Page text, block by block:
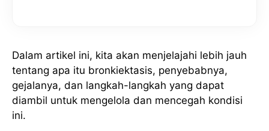
Dalam artikel ini, kita akan menjelajahi lebih jauh
tentang apa itu bronkiektasis, penyebabnya,
gejalanya, dan langkah-langkah yang dapat
diambil untuk mengelola dan mencegah kondisi
ini.